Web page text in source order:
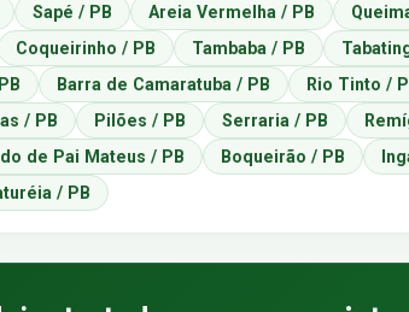
Sapé / PB Areia Vermelha / PB
Coqueirinho / PB Tambaba / PB
Barra de Camaratuba / PB Rio Tinto /
/ PB Pilões / PB Serraria / PB
de Pai Mateus / PB Boqueirão / PB
/ PB